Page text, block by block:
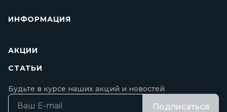
ИНФОРМАЦИЯ
АКЦИИ
СТАТЬИ
Будьте в курсе наших акций и новостей
Подписаться